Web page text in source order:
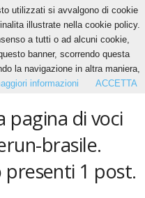
pagina di voci
brasile.
presenti 1 post.
utilizzati si avvalgono di cookie
illustrate nella cookie policy.
a tutti o ad alcuni cookie,
banner, scorrendo questa
la navigazione in altra maniera,
informazioni ACCETTA